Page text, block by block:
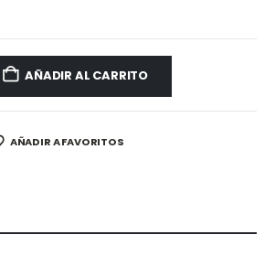
AÑADIR AL CARRITO
AÑADIR A FAVORITOS